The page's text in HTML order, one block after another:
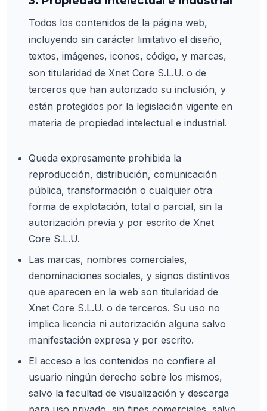
Todos los contenidos de la página web,
incluyendo sin carácter limitativo el diseño,
textos, imágenes, iconos, código, y marcas,
son titularidad de Xnet Core S.L.U. o de
terceros que han autorizado su inclusión, y
están protegidos por la legislación vigente en
materia de propiedad intelectual e industrial.
Queda expresamente prohibida la
reproducción, distribución, comunicación
pública, transformación o cualquier otra
forma de explotación, total o parcial, sin la
autorización previa y por escrito de Xnet
Core S.L.U.
Las marcas, nombres comerciales,
denominaciones sociales, y signos distintivos
que aparecen en la web son titularidad de
Xnet Core S.L.U. o de terceros. Su uso no
implica licencia ni autorización alguna salvo
manifestación expresa y por escrito.
El acceso a los contenidos no confiere al
usuario ningún derecho sobre los mismos,
salvo la facultad de visualización y descarga